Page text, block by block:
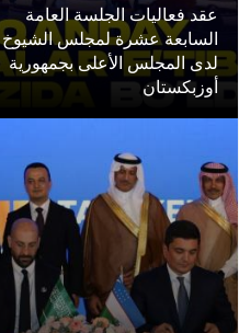
عقد فعاليات الجلسة العامة
السابعة عشرة لمجلس الشيوخ
لدى المجلس الأعلى بجمهورية
أوزبكستان